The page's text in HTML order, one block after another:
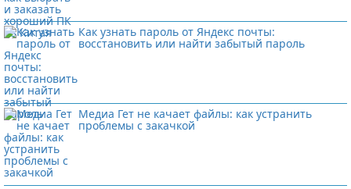
Как узнать пароль от Яндекс почты:
восстановить или найти забытый пароль
Медиа Гет не качает файлы: как устранить
проблемы с закачкой